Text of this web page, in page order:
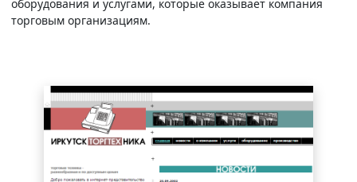
оборудования и услугами, которые оказывает компания
торговым организациям.